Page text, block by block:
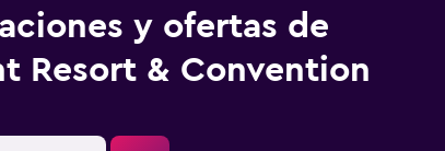
y ofertas de
Resort & Convention